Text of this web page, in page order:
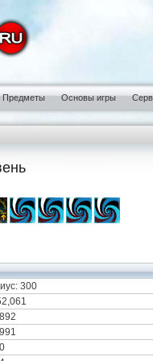
Предметы Основы игры
300